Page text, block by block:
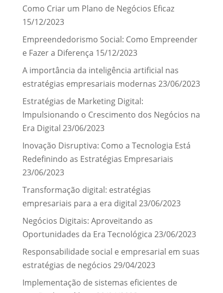
Como Criar um Plano de Negócios Eficaz
15/12/2023
Empreendedorismo Social: Como Empreender
e Fazer a Diferença 15/12/2023
A importância da inteligência artificial nas
estratégias empresariais modernas 23/06/2023
Estratégias de Marketing Digital:
Impulsionando o Crescimento dos Negócios na
Era Digital 23/06/2023
Inovação Disruptiva: Como a Tecnologia Está
Redefinindo as Estratégias Empresariais
23/06/2023
Transformação digital: estratégias
empresariais para a era digital 23/06/2023
Negócios Digitais: Aproveitando as
Oportunidades da Era Tecnológica 23/06/2023
Responsabilidade social e empresarial em suas
estratégias de negócios 29/04/2023
Implementação de sistemas eficientes de